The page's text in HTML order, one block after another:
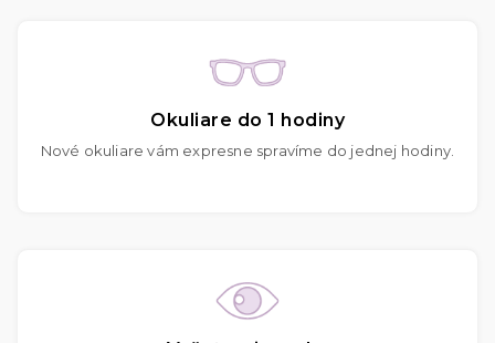
Okuliare do 1 hodiny
Nové okuliare vám expresne spravíme do jednej hodiny.